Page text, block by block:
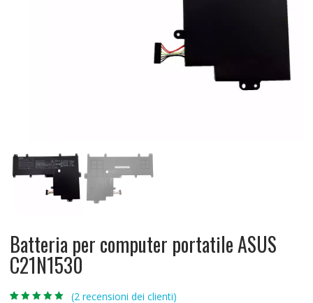
Batteria per computer portatile ASUS
C21N1530
(2 recensioni dei clienti)